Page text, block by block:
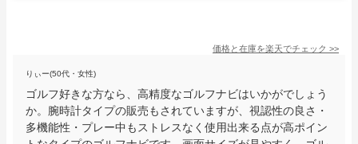
価格と在庫を楽天でチェック >>
りぃー(50代・女性)
ゴルフ好きな方なら、高精度なゴルフナビはいかがでしょう
か。腕時計タイプの販売もされていますが、視認性の良さ・
多機能性・プレー中もストレスなく使用出来る点が高ポイン